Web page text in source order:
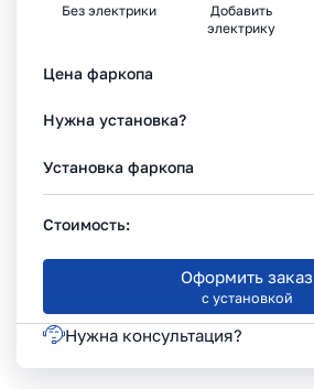
Без электрики
Добавить
электрику
Цена фаркопа
Нужна установка?
Установка фаркопа
Стоимость:
Оформить заказ
с установкой
Нужна консультация?